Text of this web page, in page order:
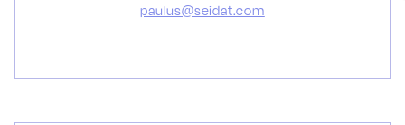
paulus@seidat.com